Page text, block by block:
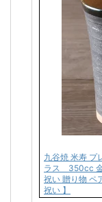
九谷焼 米寿 プ
ラス 350cc 金
祝い 贈り物 ペ
祝い 】